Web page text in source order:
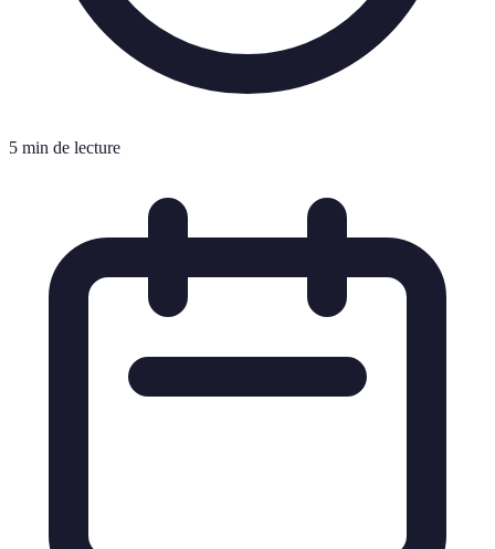
5 min de lecture